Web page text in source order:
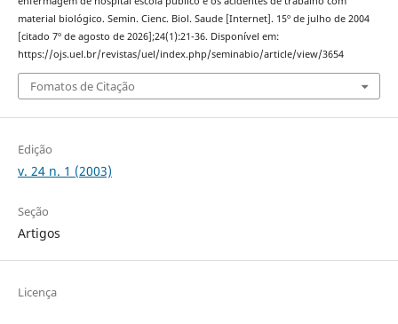
material biológico. Semin. Cienc. Biol. Saude [Internet]. 15º de julho de 2004
[citado 7º de agosto de 2026];24(1):21-36. Disponível em:
https://ojs.uel.br/revistas/uel/index.php/seminabio/article/view/3654
Fomatos de Citação
Edição
v. 24 n. 1 (2003)
Seção
Artigos
Licença